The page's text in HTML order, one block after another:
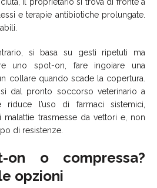
e terapie antibiotiche prolungate.
si basa su gesti ripetuti ma
uno spot-on, fare ingoiare una
collare quando scade la copertura.
dal pronto soccorso veterinario a
riduce l’uso di farmaci sistemici,
trasmesse da vettori e, non
di resistenze.
on o compressa?
opzioni